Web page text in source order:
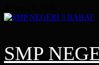
to
SMP